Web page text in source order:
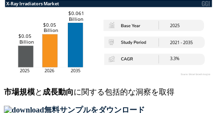
市場規模と成長動向に関する包括的な洞察を取得
無料サンプルをダウンロード